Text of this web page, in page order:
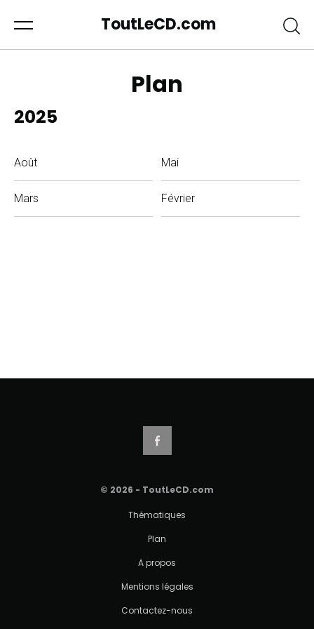
ToutLeCD.com
Plan
2025
Août Mai
Mars Février
© 2026 - ToutLeCD.com
Thématiques
Plan
A propos
Mentions légales
Contactez-nous